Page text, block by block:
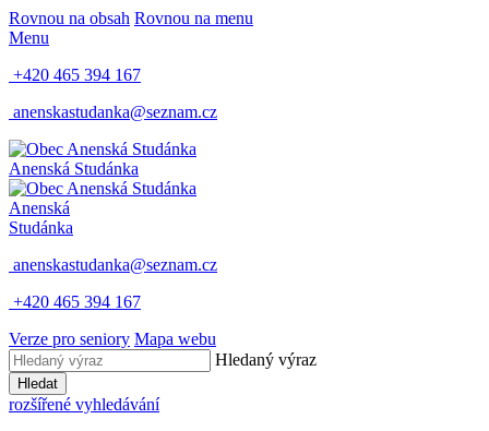
Rovnou na obsah Rovnou na menu
Menu
+420 465 394 167
anenskastudanka@seznam.cz
Anenská Studánka
Anenská
Studánka
anenskastudanka@seznam.cz
+420 465 394 167
Verze pro seniory Mapa webu
Hledaný výraz
Hledat
rozšířené vyhledávání